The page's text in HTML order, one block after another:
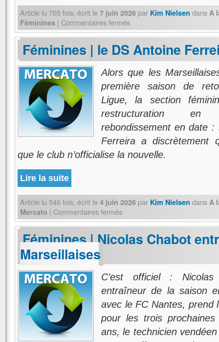
Article lu 705 fois, écrit le 7 juin 2026 par Kim Nielsen dans A
Féminines | Commentaires fermés
Féminines | le DS Antoine
Alors que les
première saison de
Ligue, la section
restructuration en
rebondissement en date
Ferreira a discrètement
que le club n’officialise la nouvelle.
Lire la suite
Article lu 546 fois, écrit le 4 juin 2026 par Kim Nielsen dans A
Mercato | Commentaires fermés
Féminines | Nicolas Chabot
Marseillaises
C’est officiel :
entraîneur de la saison
avec le FC Nantes, prend
pour les trois
ans, le technicien